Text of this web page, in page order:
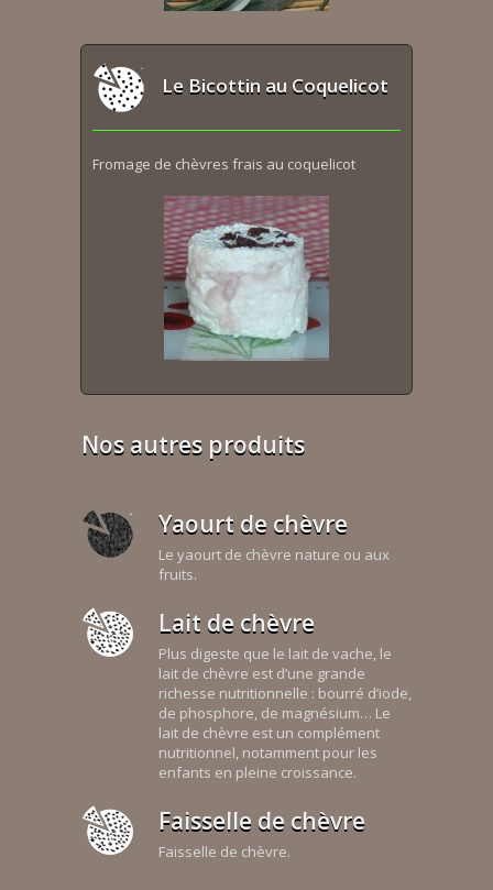
Le Bicottin au Coquelicot
Fromage de chèvres frais au coquelicot
Nos autres produits
Yaourt de chèvre
Le yaourt de chèvre nature ou aux
fruits.
Lait de chèvre
Plus digeste que le lait de vache, le
lait de chèvre est d’une grande
richesse nutritionnelle : bourré d’iode,
de phosphore, de magnésium… Le
lait de chèvre est un complément
nutritionnel, notamment pour les
enfants en pleine croissance.
Faisselle de chèvre
Faisselle de chèvre.